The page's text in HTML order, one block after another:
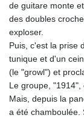
de guitare monte
des doubles
exploser.
Puis, c'est la prise
tunique et d'un
(le "growl") et
Le groupe,
Mais, depuis la
a été chamboulée.